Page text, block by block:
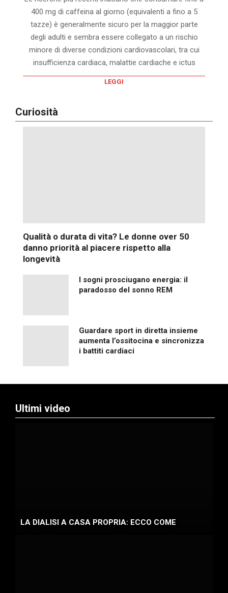
400 mg di caffeina al giorno (equivalenti a fino a 5
tazze) è generalmente sicuro per la maggior parte
degli adulti e sembra essere collegato a un rischio
minore di diverse condizioni cardiovascolari, tra cui
insufficienza cardiaca, malattie cardiache e ictus
LEGGI
Curiosità
Qualità o durata di vita? Le donne over 50
danno priorità al piacere rispetto alla
longevità
I sogni prosciugano energia: il
paradosso del sonno REM
Guardare sport in diretta insieme
aumenta l’ossitocina e sincronizza
i battiti cardiaci
Ultimi video
LA DIALISI A CASA PROPRIA: ECCO COME